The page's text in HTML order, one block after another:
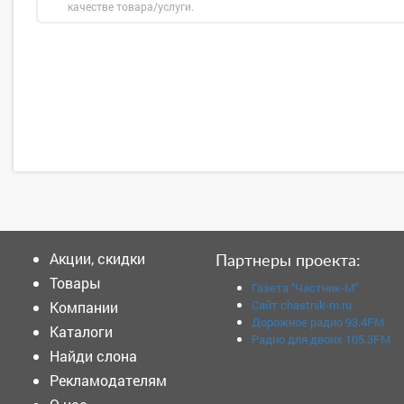
качестве товара/услуги.
Акции, скидки
Товары
Компании
Каталоги
Найди слона
Рекламодателям
Партнеры проекта:
Газета "Частник-М"
Сайт chastnik-m.ru
Дорожное радио 93.4FM
Радио для двоих 105.3FM